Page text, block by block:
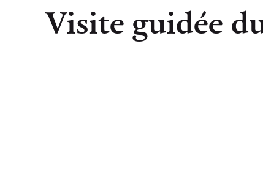
Visite guidée